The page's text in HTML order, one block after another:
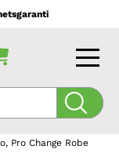
Pro Change Robe